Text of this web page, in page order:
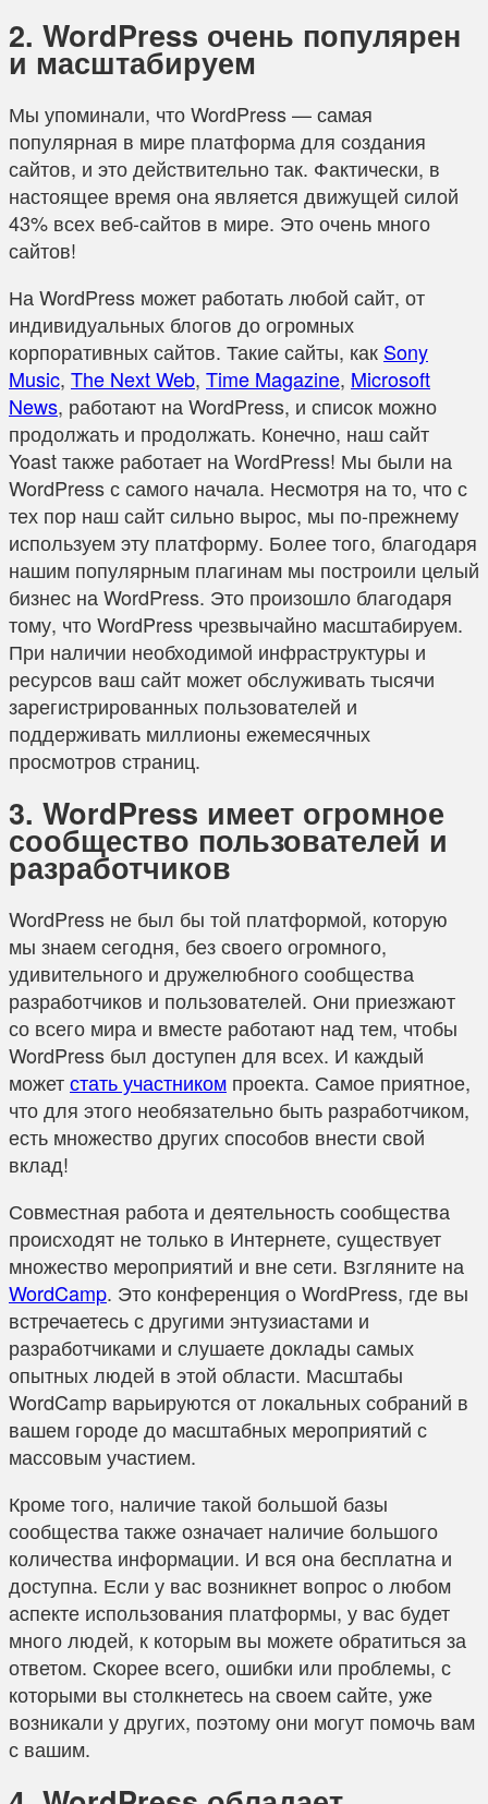
2. WordPress очень популярен
и масштабируем
Мы упоминали, что WordPress — самая
популярная в мире платформа для создания
сайтов, и это действительно так. Фактически, в
настоящее время она является движущей силой
43% всех веб-сайтов в мире. Это очень много
сайтов!
На WordPress может работать любой сайт, от
индивидуальных блогов до огромных
корпоративных сайтов. Такие сайты, как Sony
Music, The Next Web, Time Magazine, Microsoft
News, работают на WordPress, и список можно
продолжать и продолжать. Конечно, наш сайт
Yoast также работает на WordPress! Мы были на
WordPress с самого начала. Несмотря на то, что с
тех пор наш сайт сильно вырос, мы по-прежнему
используем эту платформу. Более того, благодаря
нашим популярным плагинам мы построили целый
бизнес на WordPress. Это произошло благодаря
тому, что WordPress чрезвычайно масштабируем.
При наличии необходимой инфраструктуры и
ресурсов ваш сайт может обслуживать тысячи
зарегистрированных пользователей и
поддерживать миллионы ежемесячных
просмотров страниц.
3. WordPress имеет огромное
сообщество пользователей и
разработчиков
WordPress не был бы той платформой, которую
мы знаем сегодня, без своего огромного,
удивительного и дружелюбного сообщества
разработчиков и пользователей. Они приезжают
со всего мира и вместе работают над тем, чтобы
WordPress был доступен для всех. И каждый
можетстать участником проекта. Самое приятное,
что для этого необязательно быть разработчиком,
есть множество других способов внести свой
вклад!
Совместная работа и деятельность сообщества
происходят не только в Интернете, существует
множество мероприятий и вне сети. Взгляните на
WordCamp. Это конференция о WordPress, где вы
встречаетесь с другими энтузиастами и
разработчиками и слушаете доклады самых
опытных людей в этой области. Масштабы
WordCamp варьируются от локальных собраний в
вашем городе до масштабных мероприятий с
массовым участием.
Кроме того, наличие такой большой базы
сообщества также означает наличие большого
количества информации. И вся она бесплатна и
доступна. Если у вас возникнет вопрос о любом
аспекте использования платформы, у вас будет
много людей, к которым вы можете обратиться за
ответом. Скорее всего, ошибки или проблемы, с
которыми вы столкнетесь на своем сайте, уже
возникали у других, поэтому они могут помочь вам
с вашим.